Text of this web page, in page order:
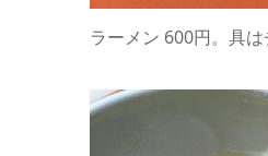
ラーメン 600円。具